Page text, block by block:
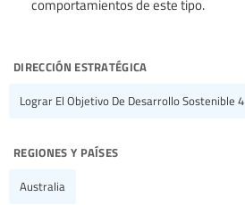
comportamientos de este tipo.
dirección estratégica
Lograr El Objetivo De Desarrollo Sostenible 4
regiones y países
Australia